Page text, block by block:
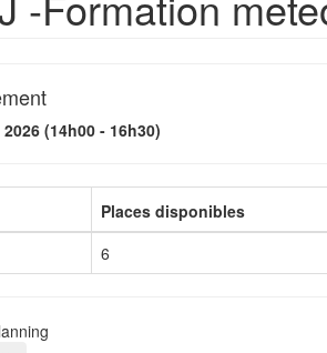
(14h00 - 16h30)
Places disponibles
6